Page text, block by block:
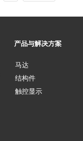
产品与解决方案
马达
结构件
触控显示